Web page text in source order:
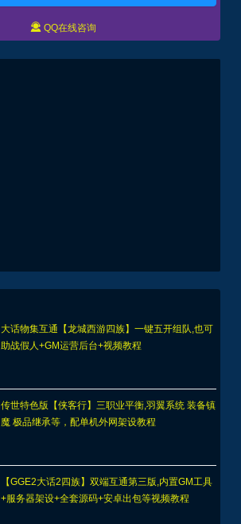
大话物集互通【龙城西游四族】一键五开组队,也可
传世特色版【侠客行】三职业平衡,羽翼系统 装备镇
【GGE2大话2四族】双端互通第三版,内置GM工具